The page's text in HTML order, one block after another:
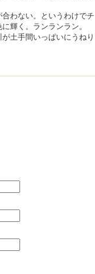
わない。というわけでチ
輝く。ランランラン。
土手間いっぱいにうねり